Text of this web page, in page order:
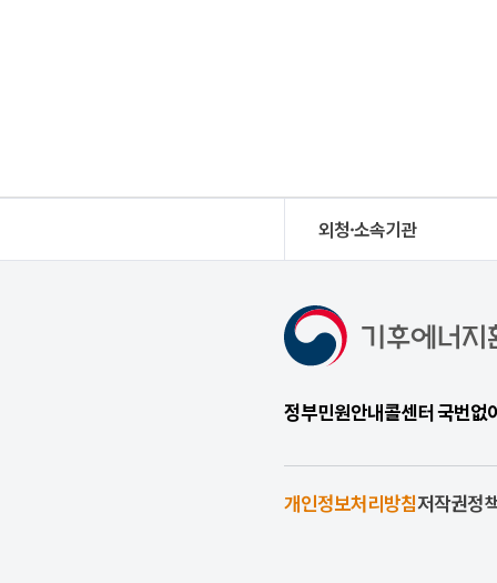
외청·소속기관
정부민원안내콜센터 국번
개인정보처리방침저작권정